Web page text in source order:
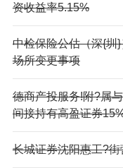
资收益率5.15%
中检保险公估（深{圳
场所变更事项
德商产投服务!附?属
间接持有高盈证券
长城证券沈阳惠工?街